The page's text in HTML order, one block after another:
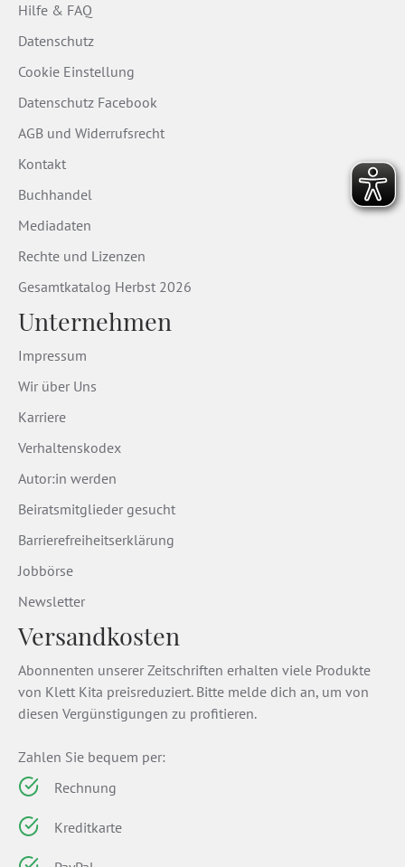
Hilfe & FAQ
Datenschutz
Cookie Einstellung
Datenschutz Facebook
AGB und Widerrufsrecht
Kontakt
Buchhandel
Mediadaten
Rechte und Lizenzen
Gesamtkatalog Herbst 2026
Unternehmen
Impressum
Wir über Uns
Karriere
Verhaltenskodex
Autor:in werden
Beiratsmitglieder gesucht
Barrierefreiheitserklärung
Jobbörse
Newsletter
Versandkosten
Abonnenten unserer Zeitschriften erhalten viele Produkte
von Klett Kita preisreduziert. Bitte melde dich an, um von
diesen Vergünstigungen zu profitieren.
Zahlen Sie bequem per:
Rechnung
Kreditkarte